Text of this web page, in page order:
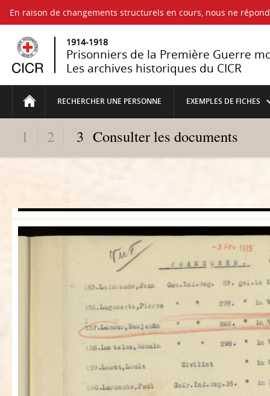
En raison de changements structurels en cours, nous ne
1914-1918
Prisonniers de la Première Guerre
Les archives historiques du CICR
RECHERCHER UNE PERSONNE EXEMPLES DE FICHES
1 2 3 Consulter les documents